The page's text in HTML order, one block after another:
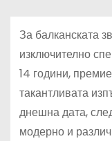
За балканската
изключително
14 години,
такантливата
днешна дата,
модерно и